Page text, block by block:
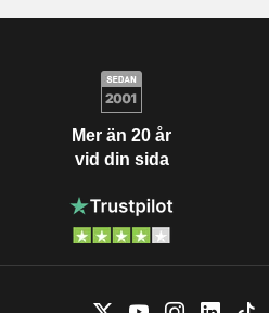
Mer än 20 år
vid din sida